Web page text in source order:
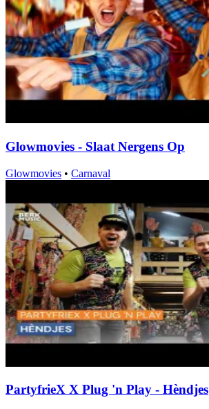
Glowmovies - Slaat Nergens Op
Glowmovies • Carnaval
PartyfrieX X Plug 'n Play - Hèndjes